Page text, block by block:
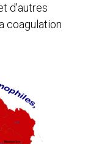
d'autres
coagulation